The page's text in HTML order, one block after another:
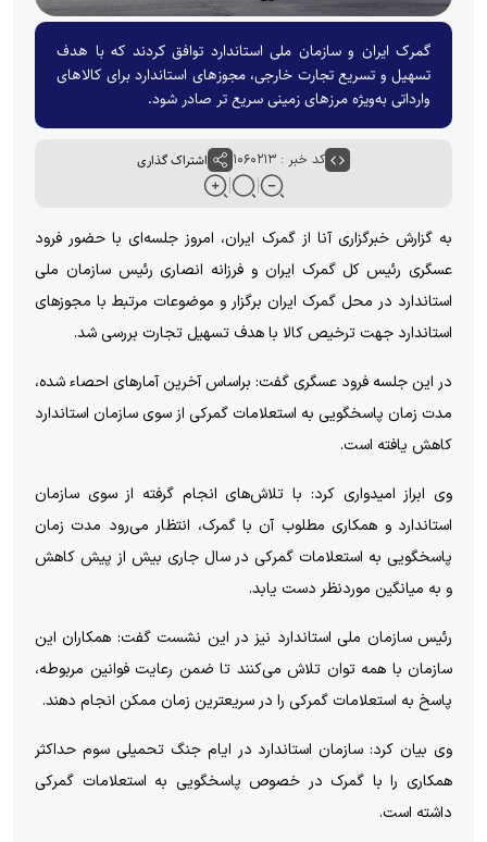
گمرک ایران و سازمان ملی استاندارد توافق کردند که با هدف
تسهیل و تسریع تجارت خارجی، مجوزهای استاندارد برای کالاهای
وارداتی به‌ویژه مرزهای زمینی سریع تر صادر شود.
کد خبر : ۱۰۶۰۲۱۳ اشتراک گذاری
به گزارش خبرگزاری آنا از گمرک ایران، امروز جلسه‌ای با حضور فرود
عسگری رئیس کل گمرک ایران و فرزانه انصاری رئیس سازمان ملی
استاندارد در محل گمرک ایران برگزار و موضوعات مرتبط با مجوز‌های
استاندارد جهت ترخیص کالا با هدف تسهیل تجارت بررسی شد.
در این جلسه فرود عسگری گفت: براساس آخرین آمار‌های احصاء شده،
مدت زمان پاسخگویی به استعلامات گمرکی از سوی سازمان استاندارد
کاهش یافته است.
وی ابراز امیدواری کرد: با تلاش‌های انجام گرفته از سوی سازمان
استاندارد و همکاری مطلوب آن با گمرک، انتظار می‌رود مدت زمان
پاسخگویی به استعلامات گمرکی در سال جاری بیش از پیش کاهش
و به میانگین موردنظر دست یابد.
رئیس سازمان ملی استاندارد نیز در این نشست گفت: همکاران این
سازمان با همه توان تلاش می‌کنند تا ضمن رعایت فوانین مربوطه،
پاسخ به استعلامات گمرکی را در سریعترین زمان ممکن انجام دهند.
وی بیان کرد: سازمان استاندارد در ایام جنگ تحمیلی سوم حداکثر
همکاری را با گمرک در خصوص پاسخگویی به استعلامات گمرکی
داشته است.